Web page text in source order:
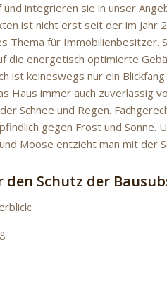
integrieren sie in unser
ist nicht erst seit der im Jahr
Thema für Immobilienbesitzer.
die energetisch optimierte
ist keineswegs nur ein
Haus immer auch zuverlässig
Schnee und Regen.
gegen Frost und Sonne.
Moose entzieht man mit der
Schutz der